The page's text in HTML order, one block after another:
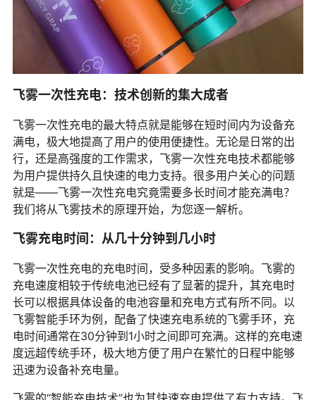
飞雾一次性充电：技术创新的集大成者
飞雾一次性充电的最大特点就是能够在短时间内为设备充
满电，极大地提高了用户的使用便捷性。无论是日常的出
行，还是高强度的工作需求，飞雾一次性充电技术都能够
为用户提供持久且快速的电力支持。很多用户关心的问题
就是——飞雾一次性充电究竟需要多长时间才能充满电？
我们将从飞雾技术的原理开始，为您逐一解析。
飞雾充电时间：从几十分钟到几小时
飞雾一次性充电的充电时间，受多种因素的影响。飞雾的
充电速度相较于传统电池已经有了显著的提升，其充电时
长可以根据具体设备的电池容量和充电方式有所不同。以
飞雾智能手环为例，配备了快速充电系统的飞雾手环，充
电时间通常在30分钟到1小时之间即可充满。这样的充电速
度远超传统手环，极大地方便了用户在繁忙的日程中能够
迅速为设备补充电量。